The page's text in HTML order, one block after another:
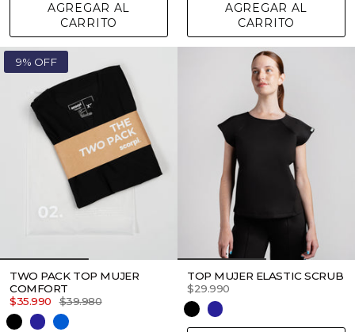
AGREGAR AL
CARRITO
AGREGAR AL
CARRITO
9% OFF
TWO PACK TOP MUJER
COMFORT
$35.990
$39.980
TOP MUJER ELASTIC SCRUB
$29.990